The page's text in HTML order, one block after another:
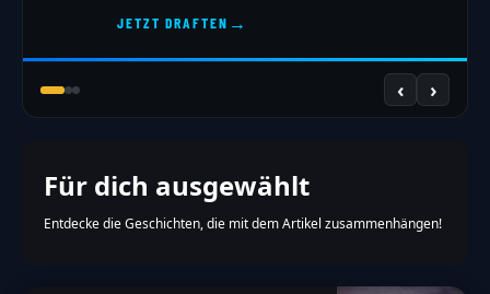
JETZT DRAFTEN →
‹ ›
Für dich ausgewählt
Entdecke die Geschichten, die mit dem Artikel zusammenhängen!